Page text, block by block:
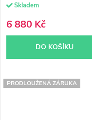
Skladem
6 880 Kč
DO KOŠÍKU
PRODLOUŽENÁ ZÁRUKA